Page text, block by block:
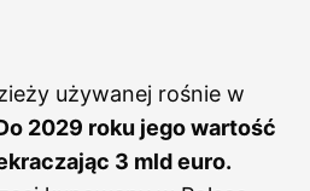
używanej rośnie w
2029 roku jego wartość
3 mld euro.